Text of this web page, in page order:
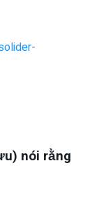
nói rằng